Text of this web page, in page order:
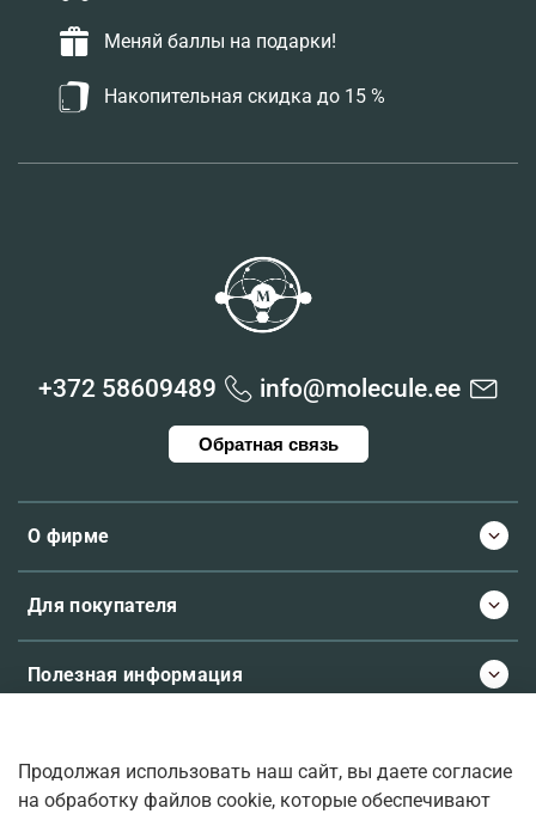
Меняй баллы на подарки!
Накопительная скидка до 15 %
О фирме
Для покупателя
Полезная информация
+372 58609489 info@molecule.ee
Обратная связь
© 2026 Molecule.ee. Все права защищены
Продолжая использовать наш сайт, вы даете согласие
на обработку файлов cookie, которые обеспечивают